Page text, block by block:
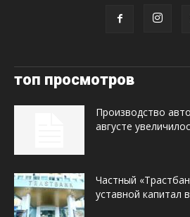
топ просмотров
Производство
августе
Частный
уставной капитал